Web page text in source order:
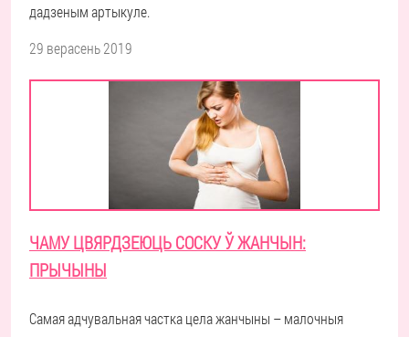
дадзеным артыкуле.
29 верасень 2019
ЧАМУ ЦВЯРДЗЕЮЦЬ СОСКУ Ў ЖАНЧЫН:
ПРЫЧЫНЫ
Самая адчувальная частка цела жанчыны – малочныя